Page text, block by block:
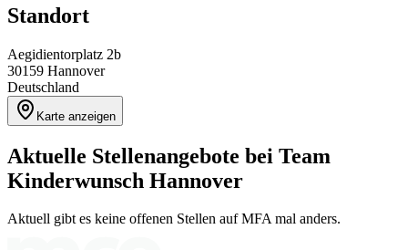
Standort
Aegidientorplatz 2b
30159 Hannover
Deutschland
Karte anzeigen
Aktuelle Stellenangebote bei Team
Kinderwunsch Hannover
Aktuell gibt es keine offenen Stellen auf MFA mal anders.